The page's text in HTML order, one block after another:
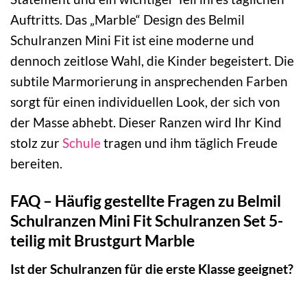
Auftritts. Das „Marble“ Design des Belmil
Schulranzen Mini Fit ist eine moderne und
dennoch zeitlose Wahl, die Kinder begeistert. Die
subtile Marmorierung in ansprechenden Farben
sorgt für einen individuellen Look, der sich von
der Masse abhebt. Dieser Ranzen wird Ihr Kind
stolz zurSchuletragen und ihm täglich Freude
bereiten.
FAQ – Häufig gestellte Fragen zu Belmil
Schulranzen Mini Fit Schulranzen Set 5-
teilig mit Brustgurt Marble
Ist der Schulranzen für die erste Klasse geeignet?